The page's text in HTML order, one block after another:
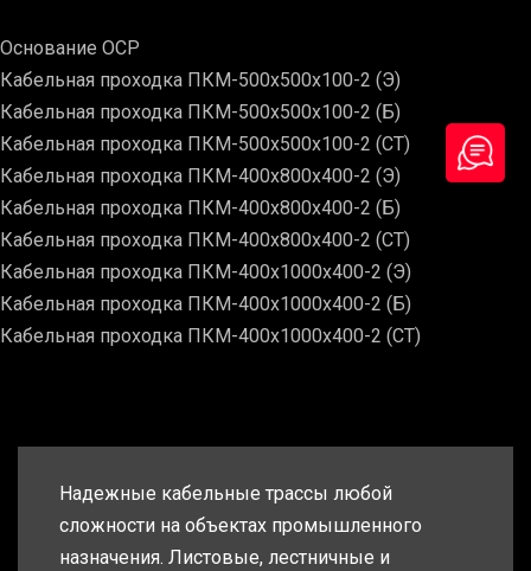
Основание ОСР
Кабельная проходка ПКМ-500х500х100-2 (Э)
Кабельная проходка ПКМ-500х500х100-2 (Б)
Кабельная проходка ПКМ-500х500х100-2 (СТ)
Кабельная проходка ПКМ-400х800х400-2 (Э)
Кабельная проходка ПКМ-400х800х400-2 (Б)
Кабельная проходка ПКМ-400х800х400-2 (СТ)
Кабельная проходка ПКМ-400х1000х400-2 (Э)
Кабельная проходка ПКМ-400х1000х400-2 (Б)
Кабельная проходка ПКМ-400х1000х400-2 (СТ)
Надежные кабельные трассы любой
сложности на объектах промышленного
назначения. Листовые, лестничные и